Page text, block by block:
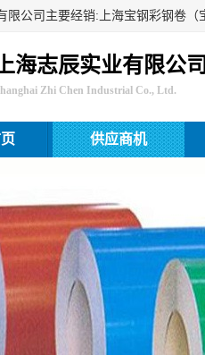
海志辰实业有限公司
Zhi Chen Industrial Co., Ltd.
供应商机